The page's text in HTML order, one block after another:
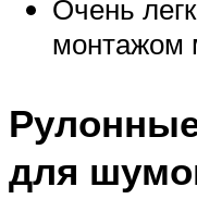
Очень
монтажом
для